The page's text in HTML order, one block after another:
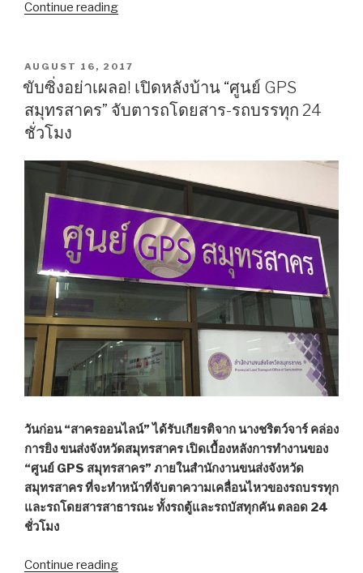
Continue reading
‘สมุทรสาคร’
ไม่ใช่
จังหวัด
อันดับ
3
ของ
ประเทศ”
POSTED
ON
AUGUST 16, 2017
ขับซิ่งอย่าเผลอ! เปิดหลังบ้าน “ศูนย์ GPS
สมุทรสาคร” จับตารถโดยสาร-รถบรรทุก 24
ชั่วโมง
วันก่อน “สาครออนไลน์” ได้รับเกียรติจาก นางชริตว์จาร์ คล่อง
การยิง ขนส่งจังหวัดสมุทรสาคร เปิดเบื้องหลังการทำงานของ
“ศูนย์ GPS สมุทรสาคร” ภายในสำนักงานขนส่งจังหวัด
สมุทรสาคร ที่จะทำหน้าที่จับตาความเคลื่อนไหวของรถบรรทุก
และรถโดยสารสาธารณะ ทั้งรถตู้และรถบัสทุกคัน ตลอด 24
ชั่วโมง
Continue reading